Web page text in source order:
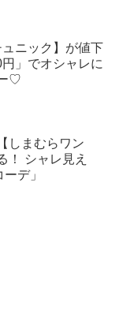
ュニック】が値下
」でオシャレに
♡
しまむらワン
！ シャレ見え
デ」